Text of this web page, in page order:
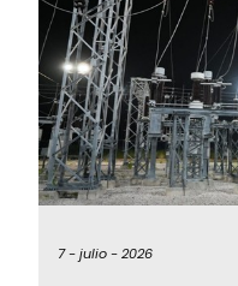
7 -julio -2026